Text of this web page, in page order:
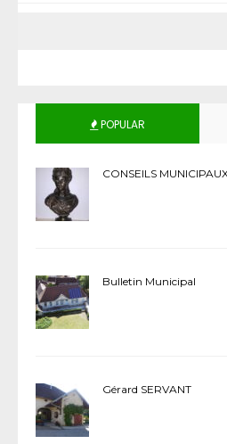
POPULAR
CONSEILS
Bulletin Municipal
Gérard SERVANT